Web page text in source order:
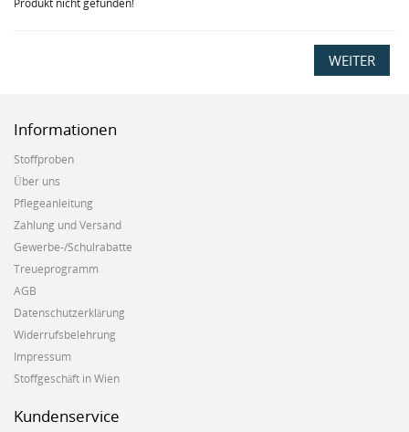
Produkt nicht gefunden!
WEITER
Informationen
Stoffproben
Über uns
Pflegeanleitung
Zahlung und Versand
Gewerbe-/Schulrabatte
Treueprogramm
AGB
Datenschutzerklärung
Widerrufsbelehrung
Impressum
Stoffgeschäft in Wien
Kundenservice